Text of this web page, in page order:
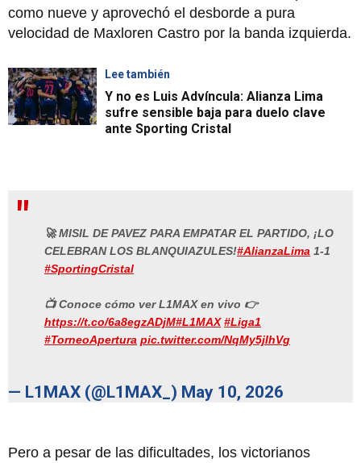
como nueve y aprovechó el desborde a pura
velocidad de Maxloren Castro por la banda izquierda.
Lee también
Y no es Luis Advíncula: Alianza Lima
sufre sensible baja para duelo clave
ante Sporting Cristal
🚀 MISIL DE PAVEZ PARA EMPATAR EL PARTIDO, ¡LO
CELEBRAN LOS BLANQUIAZULES!#AlianzaLima 1-1
#SportingCristal
📺 Conoce cómo ver L1MAX en vivo 👉
https://t.co/6a8egzADjM#L1MAX #Liga1
#TorneoApertura pic.twitter.com/NqMy5jIhVg
— L1MAX (@L1MAX_) May 10, 2026
Pero a pesar de las dificultades, los victorianos